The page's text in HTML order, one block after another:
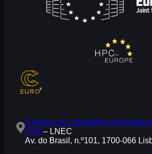
Campus do Laboratório Nacional
Civil – LNEC
Av. do Brasil, n.º101, 1700-066